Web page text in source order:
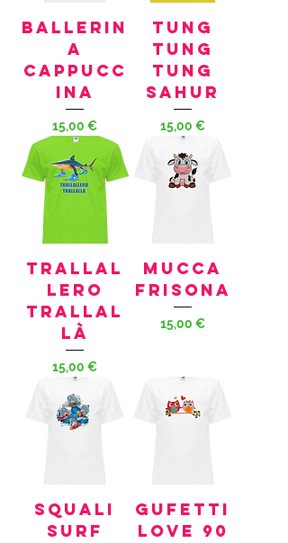
Ballerin
a
Cappucc
ina
Preis
15,00 €
Tung
Tung
Tung
Sahur
Preis
15,00 €
Trallal
lero
Trallal
là
Preis
15,00 €
MUCCA
FRISONA
Preis
15,00 €
SQUALI
SURF
GUFETTI
LOVE 90